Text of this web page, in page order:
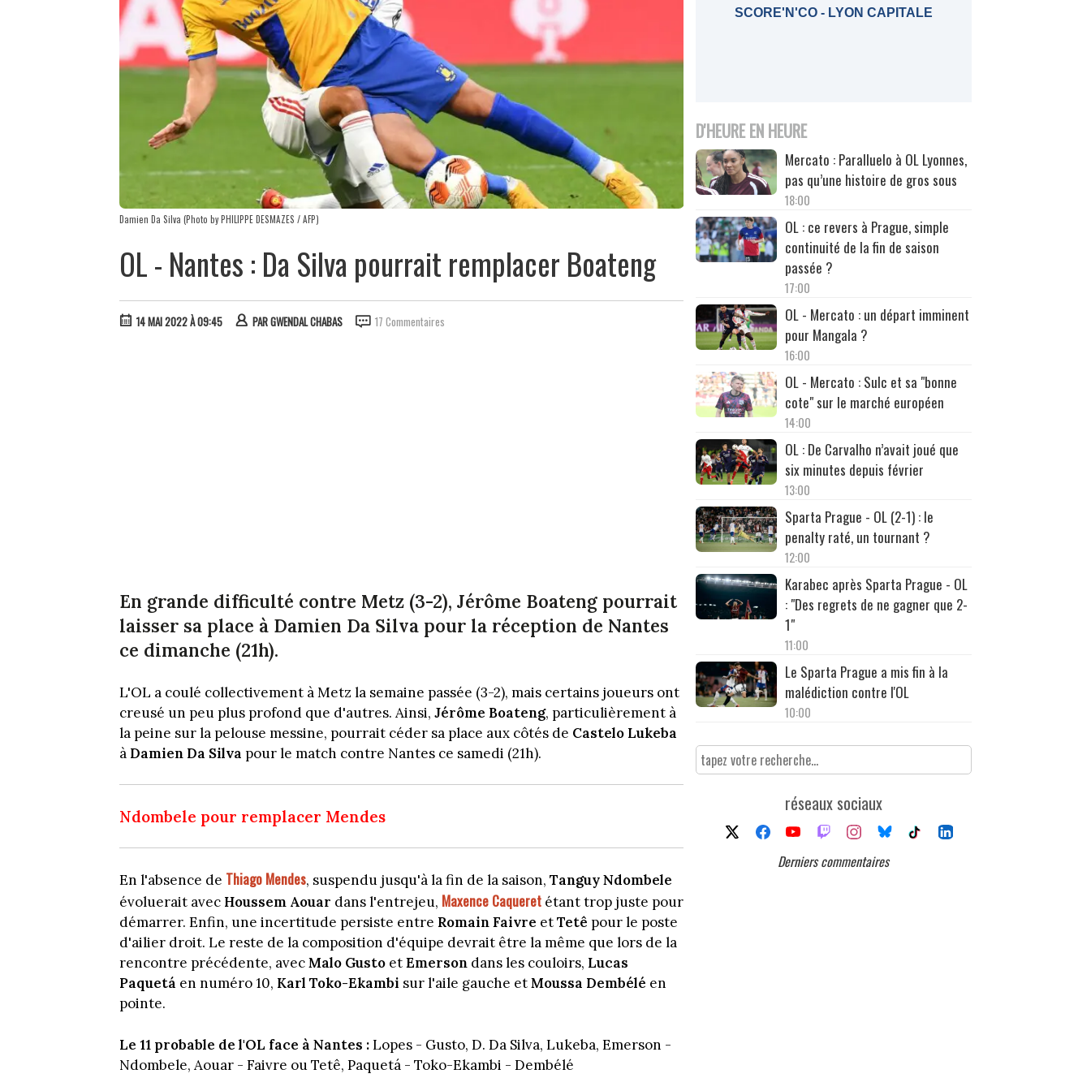
Damien Da Silva (Photo by PHILIPPE DESMAZES / AFP)
OL - Nantes : Da Silva pourrait remplacer Boateng
14 MAI 2022 À 09:45 PARGWENDAL CHABAS 17 Commentaires
En grande difficulté contre Metz (3-2), Jérôme Boateng pourrait
laisser sa place à Damien Da Silva pour la réception de Nantes
ce dimanche (21h).
L'OL a coulé collectivement à Metz la semaine passée (3-2), mais certains joueurs ont
creusé un peu plus profond que d'autres. Ainsi, Jérôme Boateng, particulièrement à
la peine sur la pelouse messine, pourrait céder sa place aux côtés de Castelo Lukeba
à Damien Da Silva pour le match contre Nantes ce samedi (21h).
Ndombele pour remplacer Mendes
En l'absence de Thiago Mendes, suspendu jusqu'à la fin de la saison, Tanguy Ndombele
évoluerait avec Houssem Aouar dans l'entrejeu, Maxence Caqueret étant trop juste pour
démarrer. Enfin, une incertitude persiste entre Romain Faivre etTetê pour le poste
d'ailier droit. Le reste de la composition d'équipe devrait être la même que lors de la
rencontre précédente, avecMalo Gusto etEmerson dans les couloirs, Lucas
Paquetá en numéro 10, Karl Toko-Ekambi sur l'aile gauche etMoussa Dembélé en
pointe.
Le 11 probable de l'OL face à Nantes :Lopes - Gusto, D. Da Silva, Lukeba, Emerson -
Ndombele, Aouar - Faivre ou Tetê, Paquetá - Toko-Ekambi - Dembélé
SCORE'N'CO - LYON CAPITALE
D'HEURE EN HEURE
Mercato : Paralluelo à OL Lyonnes,
pas qu’une histoire de gros sous
18:00
OL : ce revers à Prague, simple
continuité de la fin de saison
passée ?
17:00
OL - Mercato : un départ imminent
pour Mangala ?
16:00
OL - Mercato : Sulc et sa "bonne
cote" sur le marché européen
14:00
OL : De Carvalho n’avait joué que
six minutes depuis février
13:00
Sparta Prague - OL (2-1) : le
penalty raté, un tournant ?
12:00
Karabec après Sparta Prague - OL
: "Des regrets de ne gagner que 2-
1"
11:00
Le Sparta Prague a mis fin à la
malédiction contre l'OL
10:00
réseaux sociaux
Derniers commentaires